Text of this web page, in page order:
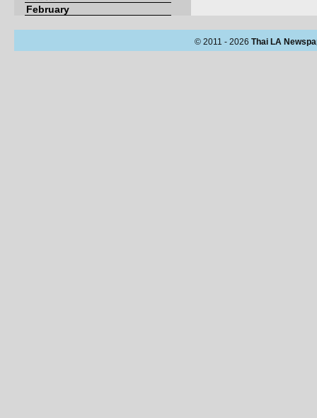
February
© 2011 - 2026 Thai LA